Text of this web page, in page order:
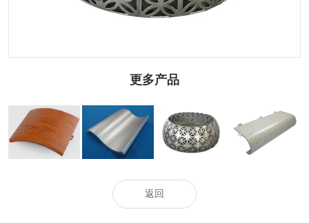
更多产品
木纹弧形铝单板 弧形铝单板 雕花弧形铝单板 石纹弧形铝单板
返回